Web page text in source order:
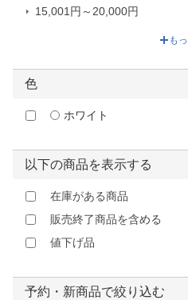
メガハウス｜MegaHouse
レイス｜RACE
学研プラス｜Gakken Plus
15,001円～20,000円
も
色
ホワイト
以下の商品を表示する
在庫がある商品
販売終了商品を含める
値下げ品
予約・新商品で絞り込む